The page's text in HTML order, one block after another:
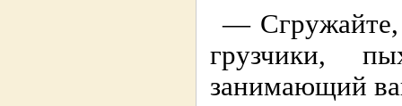
—
грузчики,
занимающий